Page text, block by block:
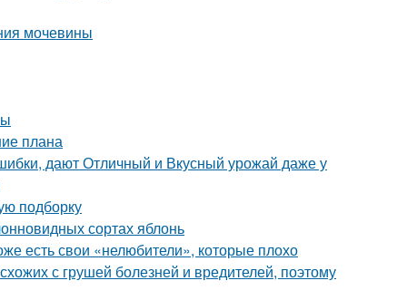
мочевины
плана
дают Отличный и Вкусный урожай даже у
подборку
сортах яблонь
есть свои «нелюбители», которые плохо
с грушей болезней и вредителей, поэтому